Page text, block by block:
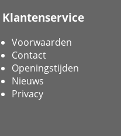
Klantenservice
Voorwaarden
Contact
Openingstijden
Nieuws
Privacy